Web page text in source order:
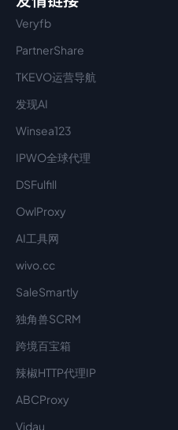
Veryfb
PartnerShare
TKEVO运营导航
发现AI
Winsea123
IPWO全球代理
DSFulfill
OwlProxy
AI工具网
wivo.cc
SaleSmartly
独角兽SCRM
跨境百宝箱
辣椒HTTP代理IP
ABCProxy
Vidau